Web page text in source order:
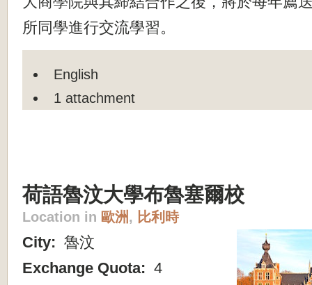
所同學進行交流學習。
English
1 attachment
荷語魯汶大學布魯塞爾校
Location in 歐洲, 比利時
City: 魯汶
Exchange Quota: 4